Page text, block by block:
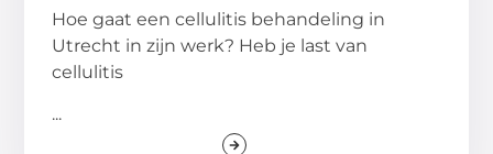
Hoe gaat een cellulitis behandeling in
Utrecht in zijn werk? Heb je last van
cellulitis
...